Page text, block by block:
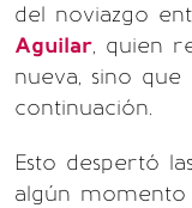
del noviazgo
Aguilar, quien
nueva, sino
continuación.
Esto despertó
algún